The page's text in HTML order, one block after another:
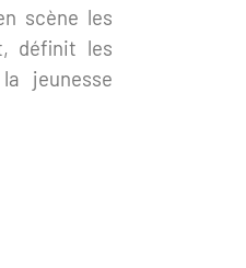
scène les
définit les
jeunesse